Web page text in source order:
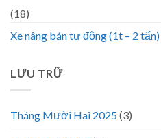
(18)
Xe nâng bán tự động (1t – 2 tấn)
LƯU TRỮ
Tháng Mười Hai 2025(3)